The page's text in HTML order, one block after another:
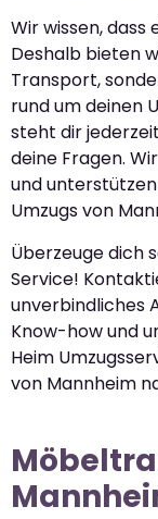
Wir wissen, dass
Deshalb bieten
Transport,
rund um deinen
steht dir
deine Fragen.
und
Umzugs von
Überzeuge dich
Service!
unverbindliches
Know-how und
Heim
von Mannheim